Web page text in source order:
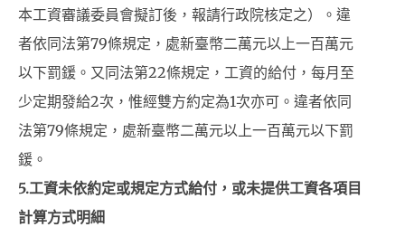
本工資審議委員會擬訂後，報請行政院核定之）。違
者依同法第79條規定，處新臺幣二萬元以上一百萬元
以下罰鍰。又同法第22條規定，工資的給付，每月至
少定期發給2次，惟經雙方約定為1次亦可。違者依同
法第79條規定，處新臺幣二萬元以上一百萬元以下罰
鍰。
5.工資未依約定或規定方式給付，或未提供工資各項目
計算方式明細